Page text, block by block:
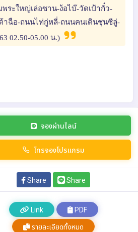
ระใหญ่เล่อซาน-ง้อไบ๊-วัดเป้ากั๋ว-
ต้าฉือ-ถนนไท่กู่หลี่-ถนนคนเดินชุนซีลู่-
02.50-05.00 น.)
จองผ่านไลน์
โทรจองโปรแกรม
Share Share
Link PDF
รายละเอียดทั้งหมด